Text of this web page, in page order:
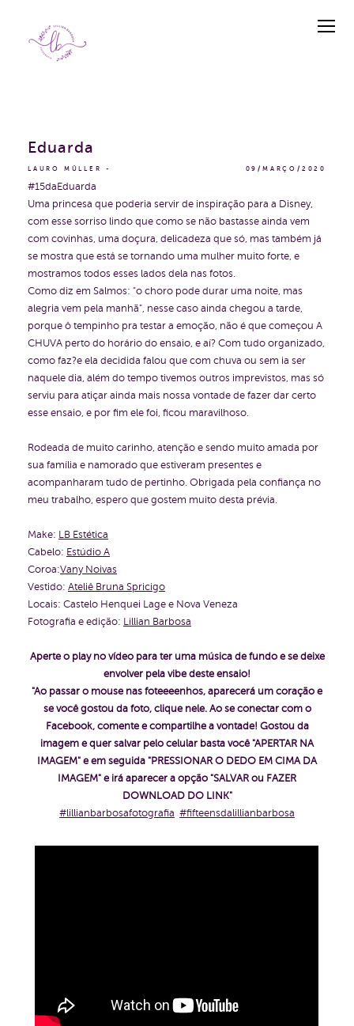
LAURO MÜLLER 09/MARÇO/2020
Eduarda
#15daEduarda
Uma princesa que poderia servir de inspiração para a Disney,
com esse sorriso lindo que como se não bastasse ainda vem
com covinhas, uma doçura, delicadeza que só, mas também já
se mostra que está se tornando uma mulher muito forte, e
mostramos todos esses lados dela nas fotos.
Como diz em Salmos: "o choro pode durar uma noite, mas
alegria vem pela manhã", nesse caso ainda chegou a tarde,
porque ô tempinho pra testar a emoção, não é que começou A
CHUVA perto do horário do ensaio, e aí? Com tudo organizado,
como faz?e ela decidida falou que com chuva ou sem ia ser
naquele dia, além do tempo tivemos outros imprevistos, mas só
serviu para atiçar ainda mais nossa vontade de fazer dar certo
esse ensaio, e por fim ele foi, ficou maravilhoso.
Rodeada de muito carinho, atenção e sendo muito amada por
sua família e namorado que estiveram presentes e
acompanharam tudo de pertinho. Obrigada pela confiança no
meu trabalho, espero que gostem muito desta prévia.
Make: LB Estética
Cabelo: Estúdio A
Coroa:Vany Noivas
Vestido: Ateliê Bruna Spricigo
Locais: Castelo Henquei Lage e Nova Veneza
Fotografia e edição: Lillian Barbosa
Aperte o play no vídeo para ter uma música de fundo e se deixe
envolver pela vibe deste ensaio!
"Ao passar o mouse nas foteeeenhos, aparecerá um coração e
se você gostou da foto, clique nele. Ao se conectar com o
Facebook, comente e compartilhe a vontade! Gostou da
imagem e quer salvar pelo celular basta você "APERTAR NA
IMAGEM" e em seguida "PRESSIONAR O DEDO EM CIMA DA
IMAGEM" e irá aparecer a opção "SALVAR ou FAZER
DOWNLOAD DO LINK"
#lillianbarbosafotografia #fifteensdalillianbarbosa